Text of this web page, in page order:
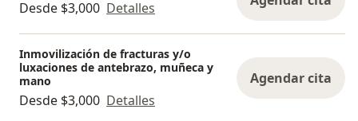
Desde $3,000 Detalles
Inmovilización de fracturas y/o
luxaciones de antebrazo, muñeca y
mano
Desde $3,000 Detalles
Agendar cita